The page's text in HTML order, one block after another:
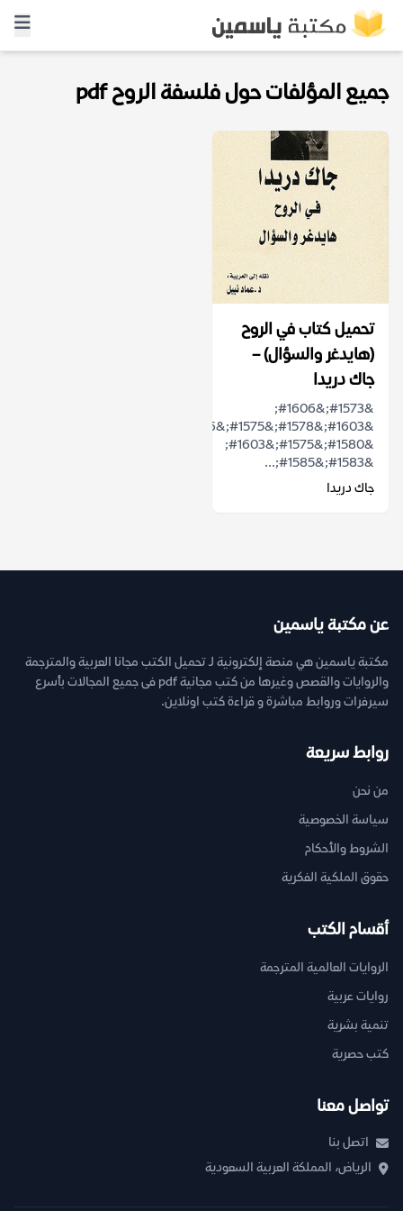
جميع المؤلفات حول فلسفة الروح pdf
تحميل كتاب في الروح
(هايدغر والسؤال) –
جاك دريدا
&#1573;&#1606;
&#1580;&#1575;&#1603;
&#1583;&#1585;...
جاك دريدا
عن مكتبة ياسمين
مكتبة ياسمين هي منصة إلكترونية لـ تحميل الكتب مجانا العربية والمترجمة
والروايات والقصص وغيرها من كتب مجانية pdf فى جميع المجالات بأسرع
سيرفرات وروابط مباشرة و قراءة كتب اونلاين.
روابط سريعة
من نحن
سياسة الخصوصية
الشروط والأحكام
حقوق الملكية الفكرية
أقسام الكتب
الروايات العالمية المترجمة
روايات عربية
تنمية بشرية
كتب حصرية
تواصل معنا
اتصل بنا
الرياض، المملكة العربية السعودية